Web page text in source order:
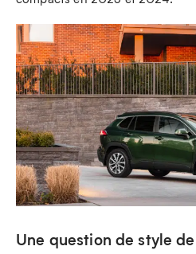
Une question de style